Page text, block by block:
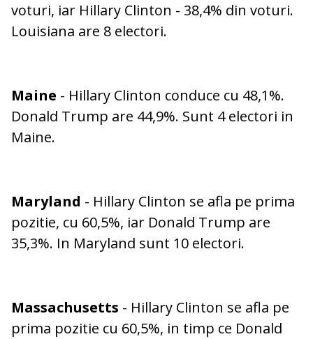
voturi, iar Hillary Clinton - 38,4% din voturi.
Louisiana are 8 electori.
Maine - Hillary Clinton conduce cu 48,1%.
Donald Trump are 44,9%. Sunt 4 electori in
Maine.
Maryland - Hillary Clinton se afla pe prima
pozitie, cu 60,5%, iar Donald Trump are
35,3%. In Maryland sunt 10 electori.
Massachusetts - Hillary Clinton se afla pe
prima pozitie cu 60,5%, in timp ce Donald